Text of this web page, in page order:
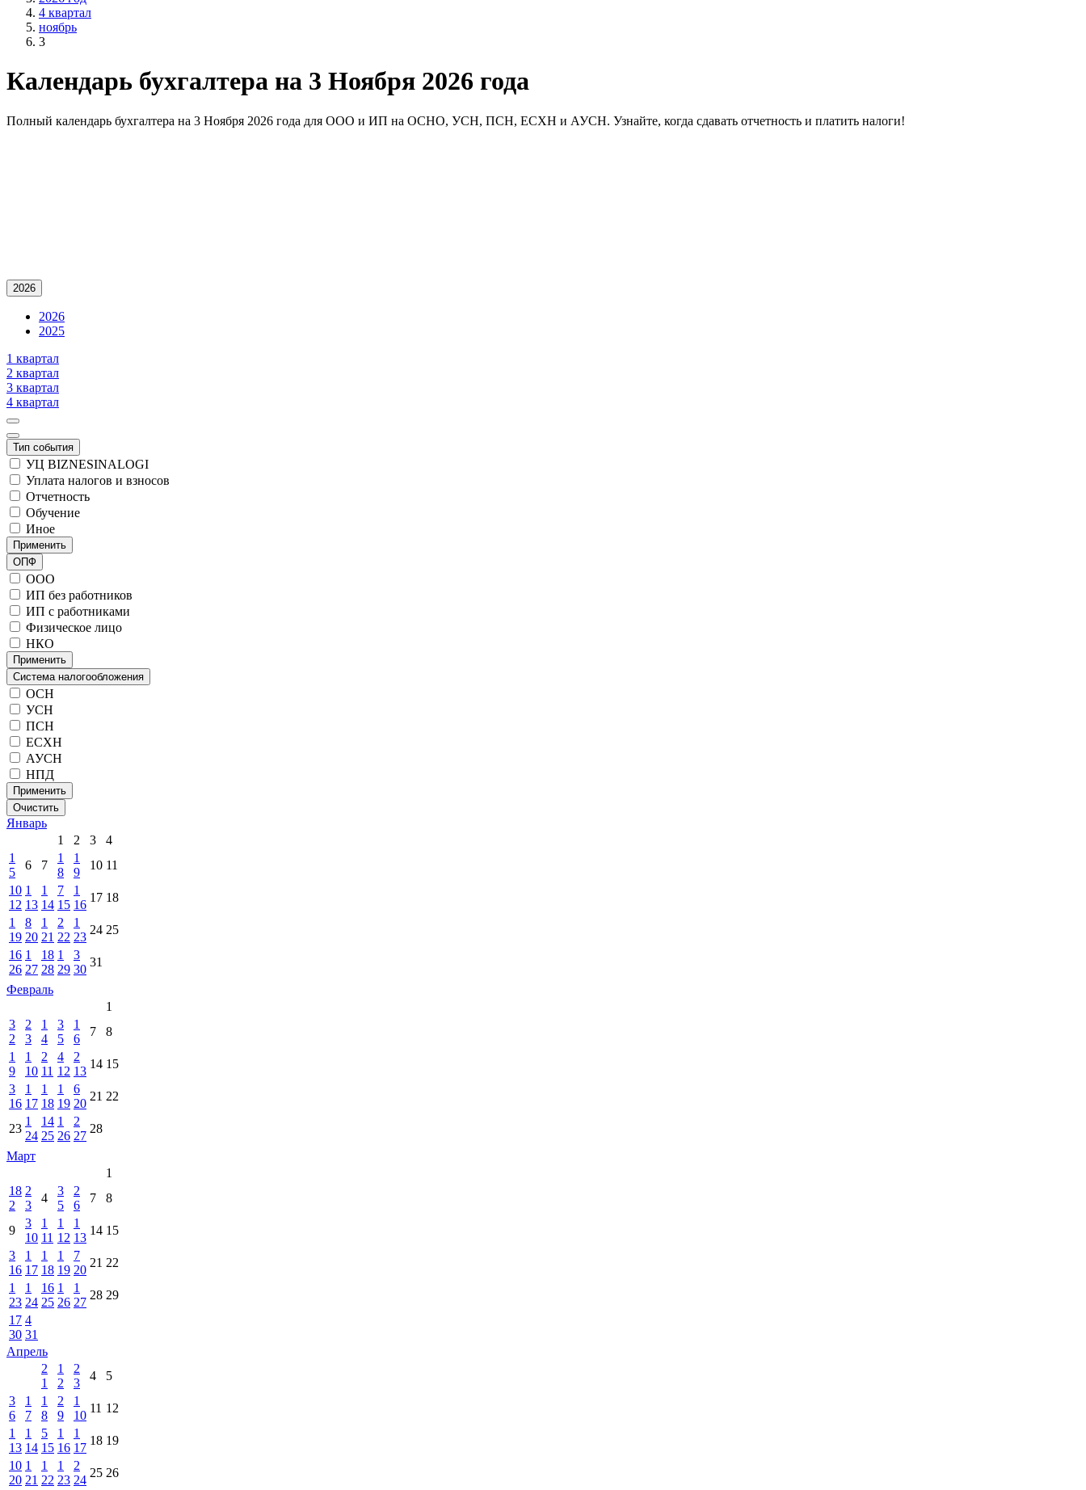
4 квартал
ноябрь
3
Календарь бухгалтера на 3 Ноября 2026 года
Полный календарь бухгалтера на 3 Ноября 2026 года для OOO и ИП на ОСНО, УСН, ПСН, ЕСХН и АУСН. Узнайте, когда сдавать отчетность и платить налоги!
2026
2026
2025
1 квартал
2 квартал
3 квартал
4 квартал
Тип события
УЦ BIZNESINALOGI
Уплата налогов и взносов
Отчетность
Обучение
Иное
Применить
ОПФ
ООО
ИП без работников
ИП с работниками
Физическое лицо
НКО
Применить
Система налогообложения
ОСН
УСН
ПСН
ЕСХН
АУСН
НПД
Применить
Очистить
Январь
1
2 3
4
1
5
6 7
1
8
1
9
10 11
10
12
1
13
1
14
7
15
1
16
17 18
1
19
8
20
1
21
2
22
1
23
24 25
16
26
1
27
18
28
1
29
3
30
31
Февраль
1
3
2
2
3
1
4
3
5
1
6
7
8
1
9
1
10
2
11
4
12
2
13
14 15
3
16
1
17
1
18
1
19
6
20
21 22
23
1
24
14
25
1
26
2
27
28
Март
1
18
2
2
3
4
3
5
2
6
7 8
9
3
10
1
11
1
12
1
13
14 15
3
16
1
17
1
18
1
19
7
20
21 22
1
23
1
24
16
25
1
26
1
27
28 29
17
30
4
31
Апрель
2
1
1
2
2
3
4
5
3
6
1
7
1
8
2
9
1
10
11 12
1
13
1
14
5
15
1
16
1
17
18 19
10
20
1
21
1
22
1
23
2
24
25 26